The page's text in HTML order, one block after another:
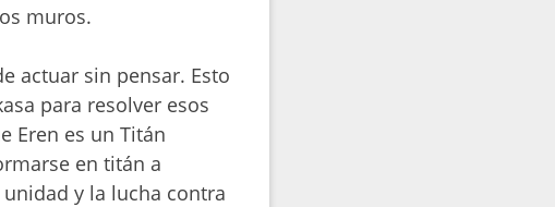
muros.
actuar sin pensar. Esto
para resolver esos
Eren es un Titán
en titán a
y la lucha contra